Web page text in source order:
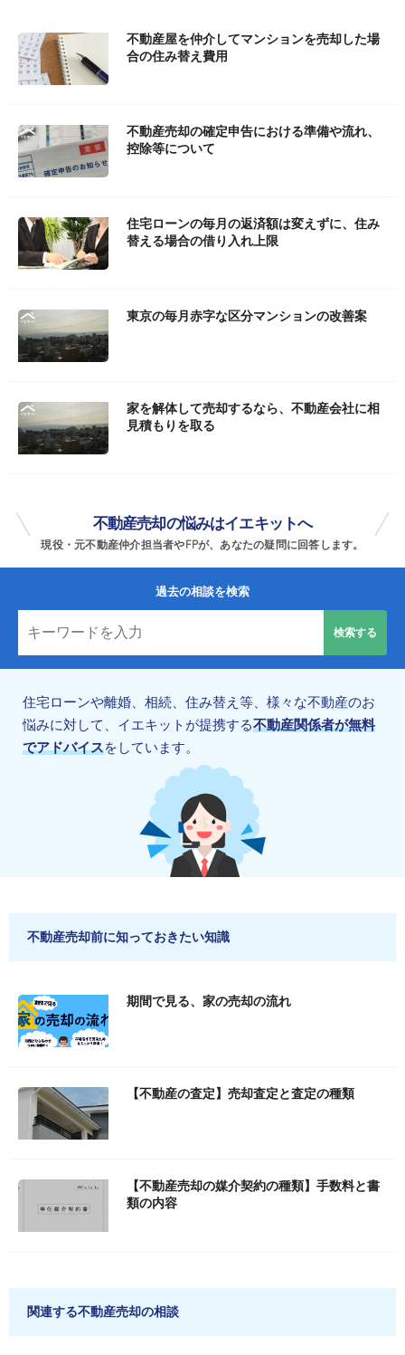
不動産屋を仲介してマンションを売却した場
合の住み替え費用
不動産売却の確定申告における準備や流れ、
控除等について
住宅ローンの毎月の返済額は変えずに、住み
替える場合の借り入れ上限
東京の毎月赤字な区分マンションの改善案
家を解体して売却するなら、不動産会社に相
見積もりを取る
不動産売却の悩みはイエキットへ
現役・元不動産仲介担当者やFPが、あなたの疑問に回答します。
過去の相談を検索
住宅ローンや離婚、相続、住み替え等、様々な不動産のお
悩みに対して、イエキットが提携する不動産関係者が無料
でアドバイスをしています。
不動産売却前に知っておきたい知識
期間で見る、家の売却の流れ
【不動産の査定】売却査定と査定の種類
【不動産売却の媒介契約の種類】手数料と書
類の内容
関連する不動産売却の相談